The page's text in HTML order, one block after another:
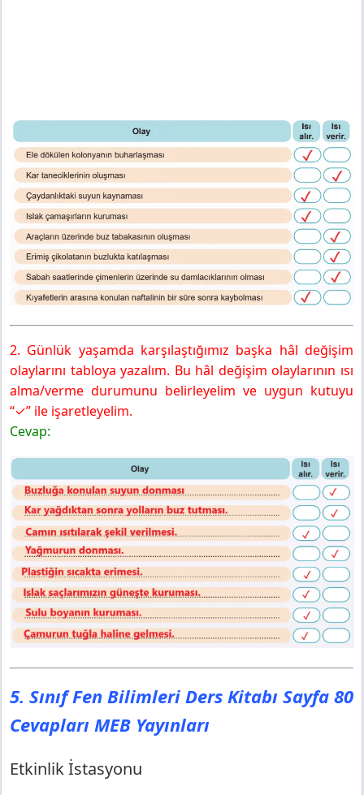
2. Günlük yaşamda karşılaştığımız başka hâl değişim
olaylarını tabloya yazalım. Bu hâl değişim olaylarının ısı
alma/verme durumunu belirleyelim ve uygun kutuyu
“✓” ile işaretleyelim.
Cevap:
5. Sınıf Fen Bilimleri Ders Kitabı Sayfa 80
Cevapları MEB Yayınları
Etkinlik İstasyonu